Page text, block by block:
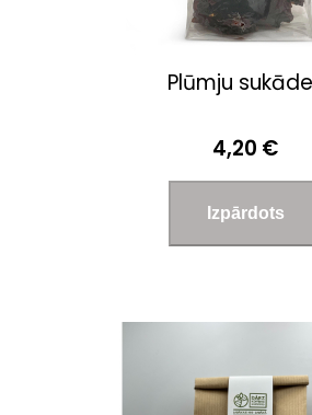
Plūmju
4,20 €